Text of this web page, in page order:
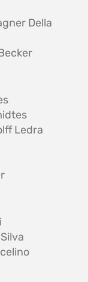
Della
Ledra